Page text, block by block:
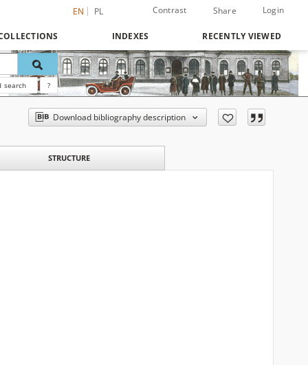
EN PL Contrast Share Login
INDEXES RECENTLY VIEWED
search ?
Download bibliography description
STRUCTURE